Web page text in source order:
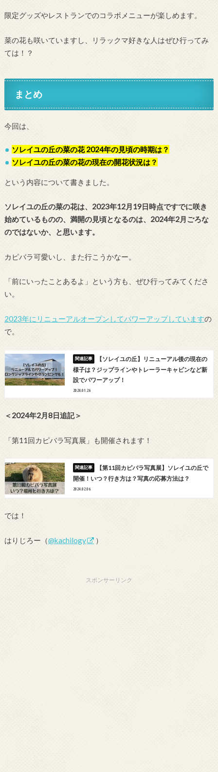
限定グッズやレストランでのコラボメニューが楽しめます。
菜の花も咲いていますし、リラックマ好きな人はぜひ行ってみ
ては！？
まとめ
今回は、
ソレイユの丘の菜の花 2024年の見頃の時期は？
ソレイユの丘の菜の花の現在の開花状況は？
という内容について書きました。
ソレイユの丘の菜の花は、2023年12月19日時点ですでに咲き
始めているものの、満開の見頃となるのは、2024年2月ごろな
のではないか、と思います。
カピバラ可愛いし、また行こうかなー。
「前にいったことあるよ」という方も、ぜひ行ってみてくださ
い。
2023年にリニューアルオープンしてパワーアップしていますの
で。
【ソレイユの丘】リニューアル後の現在の
様子は？ジップラインやトレーラーキャビンなど新
設でパワーアップ！
2024.01.26
＜2024年2月8日追記＞
「第11回カピバラ写真展」も開催されます！
【第11回カピバラ写真展】ソレイユの丘で
開催！いつ？行き方は？写真の応募方法は？
2024.02.06
では！
はりじろー（@kachilogy ）
スポンサーリンク